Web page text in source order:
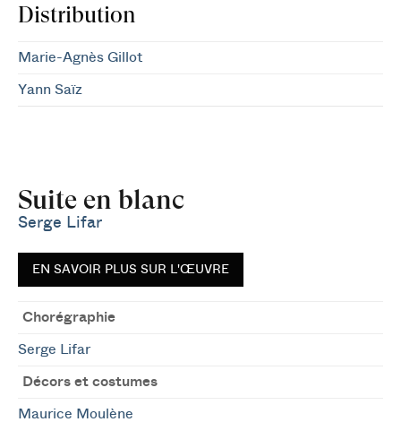
Distribution
Marie-Agnès Gillot
Yann Saïz
Suite en blanc
Serge Lifar
EN SAVOIR PLUS SUR L'ŒUVRE
Chorégraphie
Serge Lifar
Décors et costumes
Maurice Moulène